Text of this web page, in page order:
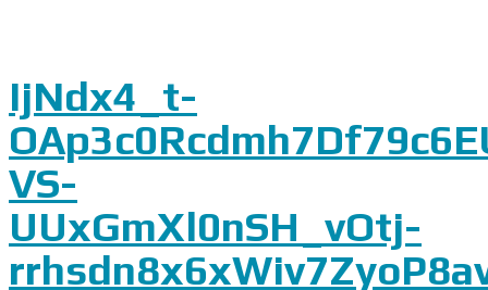
IjNdx4_t-
VS-
UUxGmXl0nSH_vOtj-